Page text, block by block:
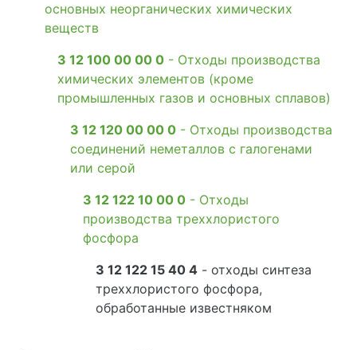
основных неорганических химических
веществ
3 12 100 00 00 0 - Отходы производства
химических элементов (кроме
промышленных газов и основных сплавов)
3 12 120 00 00 0 - Отходы производства
соединений неметаллов с галогенами
или серой
3 12 122 10 00 0 - Отходы
производства треххлористого
фосфора
3 12 122 15 40 4 - отходы синтеза
треххлористого фосфора,
обработанные известняком